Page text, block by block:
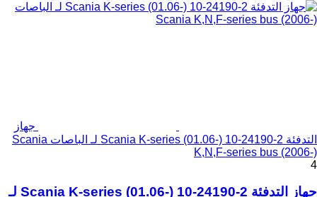
جهاز
التدفئة Scania K-series (01.06-) 10-24190-2 لـ الباصات Scania
K,N,F-series bus (2006-)
4
جهاز التدفئة Scania K-series (01.06-) 10-24190-2 لـ